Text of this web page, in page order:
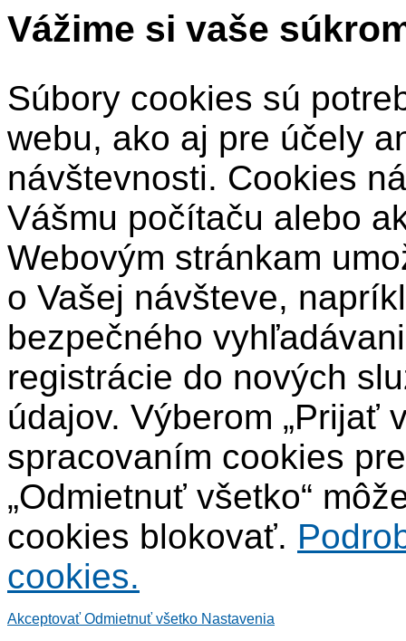
Vážime si vaše
Súbory cookies sú
webu, ako aj pre účely
návštevnosti. Cookies
Vášmu počítaču alebo
Webovým stránkam
o Vašej návšteve,
bezpečného
registrácie do nových
údajov. Výberom „Prijať
spracovaním cookies
„Odmietnuť všetko“
cookies blokovať.
cookies.
Akceptovať Odmietnuť všetko Nastavenia